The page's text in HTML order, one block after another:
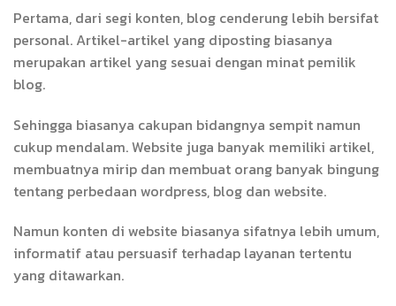
Pertama, dari segi konten, blog cenderung lebih bersifat
personal. Artikel-artikel yang diposting biasanya
merupakan artikel yang sesuai dengan minat pemilik
blog.
Sehingga biasanya cakupan bidangnya sempit namun
cukup mendalam. Website juga banyak memiliki artikel,
membuatnya mirip dan membuat orang banyak bingung
tentang perbedaan wordpress, blog dan website.
Namun konten di website biasanya sifatnya lebih umum,
informatif atau persuasif terhadap layanan tertentu
yang ditawarkan.